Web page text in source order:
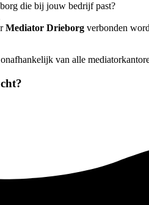
die bij jouw bedrijf past?
Mediator Drieborg verbonden
van alle